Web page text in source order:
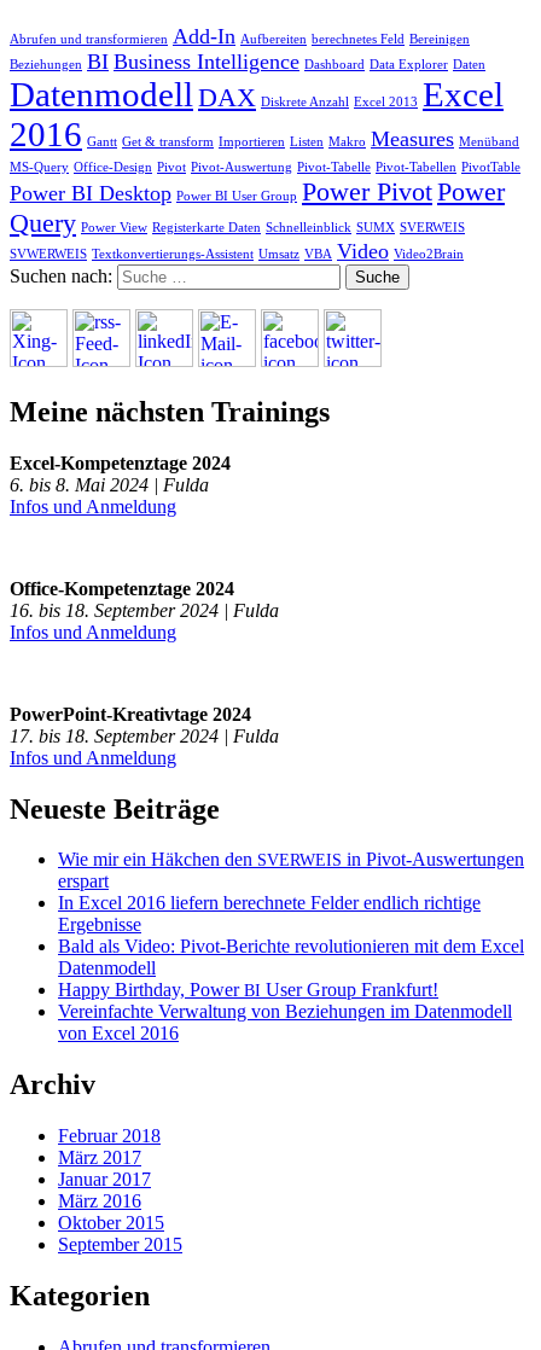
Abrufen und transformieren Add-In Aufbereiten berechnetes Feld Bereinigen
Beziehungen BI Business Intelligence Dashboard Data Explorer Daten
Datenmodell DAX Diskrete Anzahl Excel 2013 Excel
2016 Gantt Get & transform Importieren Listen Makro Measures Menüband
MS-Query Office-Design Pivot Pivot-Auswertung Pivot-Tabelle Pivot-Tabellen PivotTable
Power BI Desktop Power BI User Group Power PivotPower
Query Power View Registerkarte Daten Schnelleinblick SUMX SVERWEIS
SVWERWEIS Textkonvertierungs-Assistent Umsatz VBA Video Video2Brain
Suchen nach:
Meine nächsten Trainings
Excel-Kompetenztage 2024
6. bis 8. Mai 2024 | Fulda
Infos und Anmeldung
Office-Kompetenztage 2024
16. bis 18. September 2024 | Fulda
Infos und Anmeldung
PowerPoint-Kreativtage 2024
17. bis 18. September 2024 | Fulda
Infos und Anmeldung
Neueste Beiträge
Wie mir ein Häkchen den SVERWEIS in Pivot-Auswertungen
erspart
In Excel 2016 liefern berechnete Felder endlich richtige
Ergebnisse
Bald als Video: Pivot-Berichte revolutionieren mit dem Excel
Datenmodell
Happy Birthday, PowerBI User Group Frankfurt!
Vereinfachte Verwaltung von Beziehungen im Datenmodell
von Excel 2016
Archiv
Februar 2018
März 2017
Januar 2017
März 2016
Oktober 2015
September 2015
Kategorien